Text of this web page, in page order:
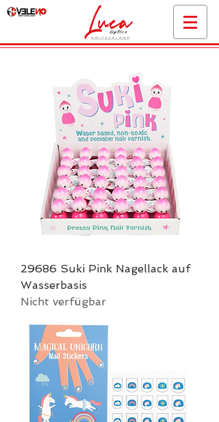
29686 Suki Pink Nagellack auf
Wasserbasis
Nicht verfügbar